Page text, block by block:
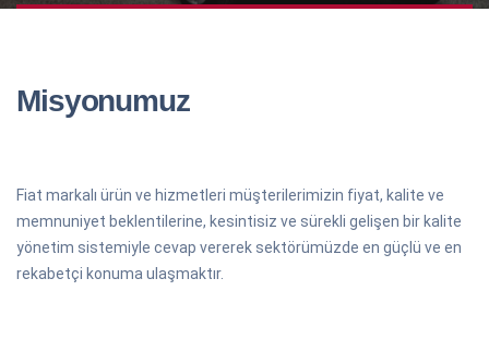
Misyonumuz
Fiat markalı ürün ve hizmetleri müşterilerimizin fiyat, kalite ve
memnuniyet beklentilerine, kesintisiz ve sürekli gelişen bir kalite
yönetim sistemiyle cevap vererek sektörümüzde en güçlü ve en
rekabetçi konuma ulaşmaktır.